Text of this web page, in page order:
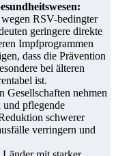
RSV-bedingter
geringere direkte
Impfprogrammen
dass die Prävention
bei älteren
ist.
Gesellschaften nehmen
und pflegende
schwerer
verringern und